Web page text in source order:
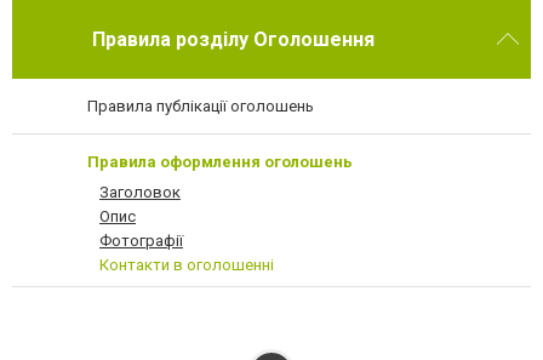
Правила розділу Оголошення
Правила публікації оголошень
Правила оформлення оголошень
Заголовок
Опис
Фотографії
Контакти в оголошенні